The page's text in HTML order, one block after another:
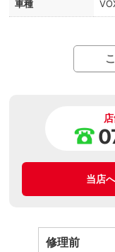
車種
当店
修理前